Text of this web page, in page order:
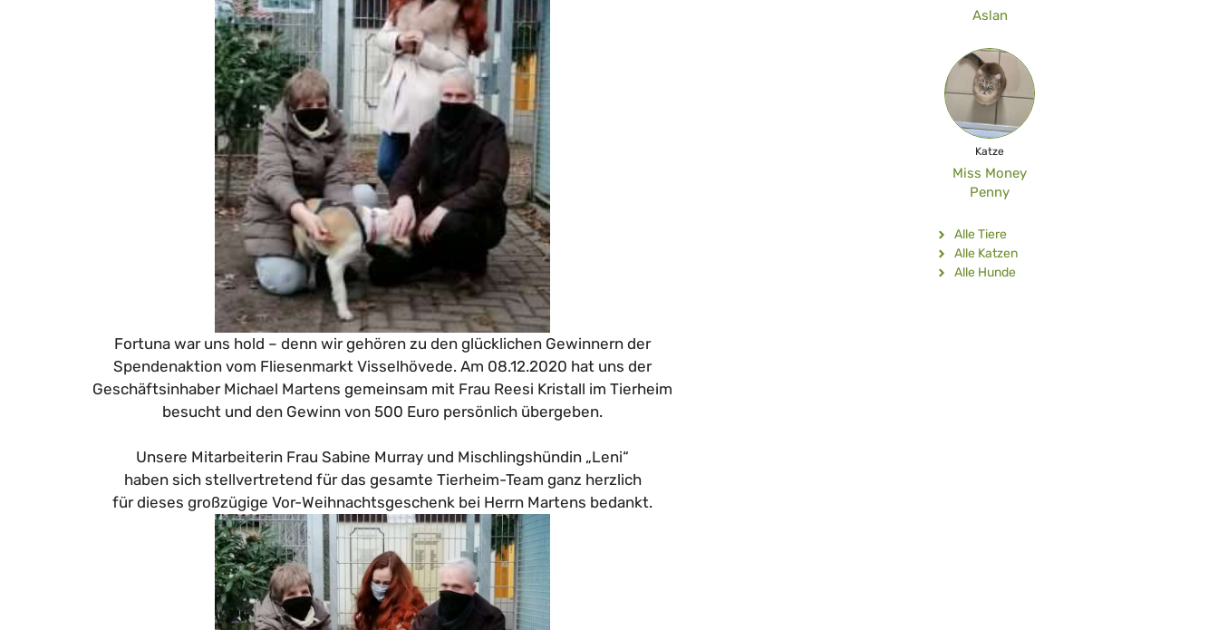
Fortuna war uns hold – denn wir gehören zu den glücklichen Gewinnern der
Spendenaktion vom Fliesenmarkt Visselhövede. Am 08.12.2020 hat uns der
Geschäftsinhaber Michael Martens gemeinsam mit Frau Reesi Kristall im Tierheim
besucht und den Gewinn von 500 Euro persönlich übergeben.
Unsere Mitarbeiterin Frau Sabine Murray und Mischlingshündin „Leni“
haben sich stellvertretend für das gesamte Tierheim-Team ganz herzlich
für dieses großzügige Vor-Weihnachtsgeschenk bei Herrn Martens bedankt.
Aslan
Katze
Miss Money
Penny
Alle Tiere
Alle Katzen
Alle Hunde